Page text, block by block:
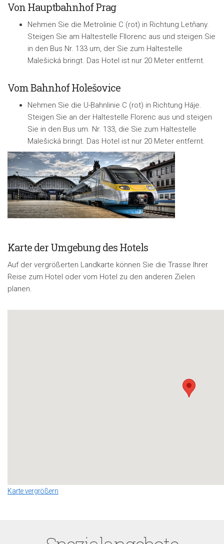
Von Hauptbahnhof Prag
Nehmen Sie die Metrolinie C (rot) in Richtung Letňany.
Steigen Sie am Haltestelle Fllorenc aus und steigen Sie
in den Bus Nr. 133 um, der Sie zum Haltestelle
Malešická bringt. Das Hotel ist nur 20 Meter entfernt.
Vom Bahnhof Holešovice
Nehmen Sie die U-Bahnlinie C (rot) in Richtung Háje.
Steigen Sie an der Haltestelle Florenc aus und steigen
Sie in den Bus um. Nr. 133, die Sie zum Haltestelle
Malešická bringt. Das Hotel ist nur 20 Meter entfernt.
Karte der Umgebung des Hotels
Auf der vergrößerten Landkarte können Sie die Trasse Ihrer
Reise zum Hotel oder vom Hotel zu den anderen Zielen
planen.
Karte vergrößern